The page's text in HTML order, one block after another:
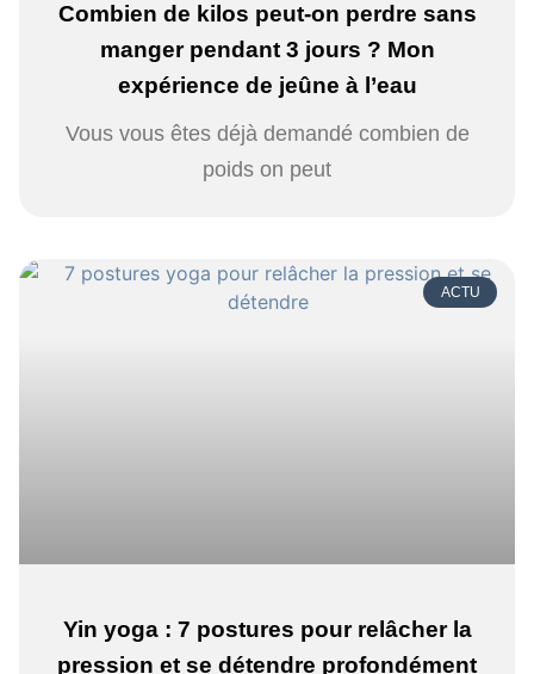
Combien de kilos peut-on perdre sans
manger pendant 3 jours ? Mon
expérience de jeûne à l’eau
Vous vous êtes déjà demandé combien de
poids on peut
ACTU
Yin yoga : 7 postures pour relâcher la
pression et se détendre profondément